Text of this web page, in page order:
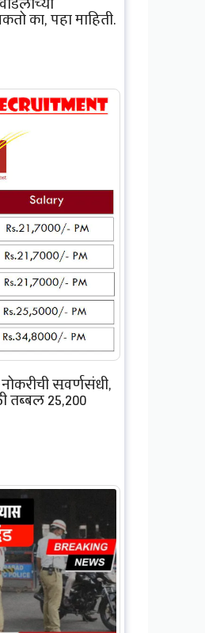
का, पहा माहिती.
सुवर्णसंधी,
तब्बल 25,200